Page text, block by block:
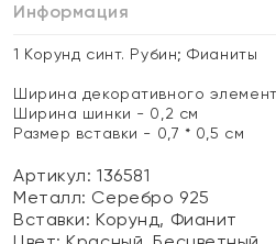
Информация
1 Корунд синт. Рубин; Фианиты
Ширина декоративного
Ширина шинки - 0,2 см
Размер вставки - 0,7 * 0,5 см
Артикул: 136581
Металл: Серебро 925
Вставки:Корунд, Фианит